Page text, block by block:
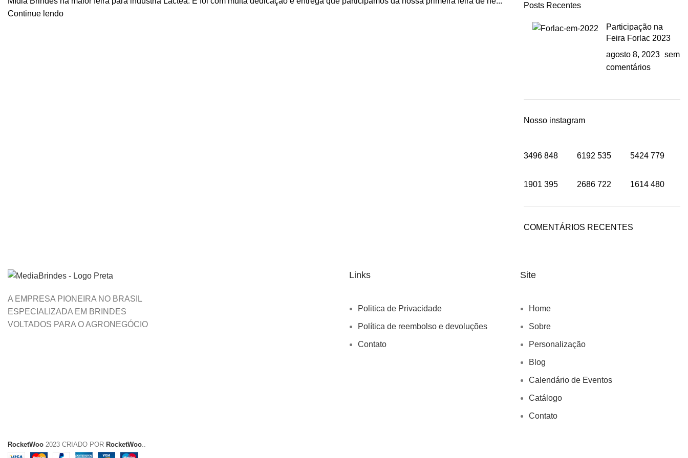
Continue lendo
Posts Recentes
Participação na
Feira Forlac 2023
agosto 8, 2023 sem
comentários
Nosso instagram
3496 848 6192 535 5424 779
1901 395 2686 722 1614 480
COMENTÁRIOS RECENTES
A EMPRESA PIONEIRA NO BRASIL
ESPECIALIZADA EM BRINDES
VOLTADOS PARA O AGRONEGÓCIO
Links
Politica de Privacidade
Política de reembolso e devoluções
Contato
Site
Home
Sobre
Personalização
Blog
Calendário de Eventos
Catálogo
Contato
RocketWoo 2023 CRIADO POR RocketWoo..